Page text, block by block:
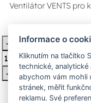
Ventilátor VENTS pro
-
+
Informace o
Kliknutím na tlačítko
technické,
abychom vám mohli
stránek, měřit
reklamu. Své